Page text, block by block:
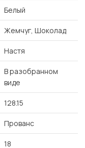
Белый
Жемчуг, Шоколад
Настя
В разобранном
виде
128.15
Прованс
18